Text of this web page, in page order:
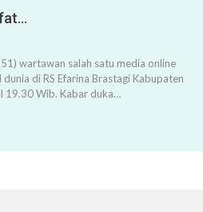
wartawan salah satu media online
di RS Efarina Brastagi Kabupaten
19.30 Wib. Kabar duka…